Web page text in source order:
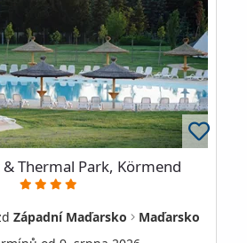
& Thermal Park, Körmend
Západní Maďarsko
Maďarsko